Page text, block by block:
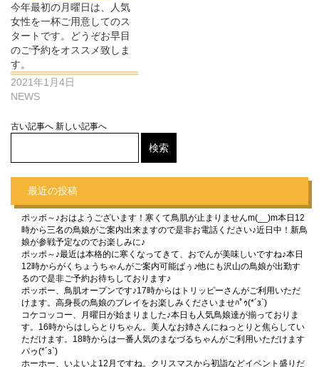
今年最初の月曜日は、人気
女性を一杯ご用意してのス
タートです。どうぞお早目
のご予約をオススメ致しま
す。
2021年1月4日
NEWS
古い記事へ 新しい記事へ
最近の投稿
ポッポ～♪おはようございます！寒くて鳥肌が止まりませんm(__)m本日12
時から三名の鳥娘がご案内出来ますので是非お電話ください♪近日中！新鳥
娘が参戦予定なのでお楽しみに♪
ポッポ～♪最近は本格的に寒くなってきて、おでんが美味しいですね♪本日
12時からがくちょうちゃんがご案内可能ぱぅ♪他にも沢山の鳥娘が出勤す
るので是非ご予約お待ちしております♪
ポッポー、鳥肌オープンです♪17時からはトリッピーさんがご利用いただ
けます。高身長の鳥娘のプレイをお楽しみくださいませﾊﾟｩ(*´з`)
コケコッコー、月曜日が始まりました♪本日も人気鳥娘達が揃っておりま
す。16時からはしらとりちゃん。美人なお姉さんにねっとりと焦らしてい
ただけます。18時からは一番人気のまなづるちゃんがご利用いただけます
パゥ(*´з`)
ホーホー、いよいよ12月ですね。クリスマスから初詣などイベント盛りだ